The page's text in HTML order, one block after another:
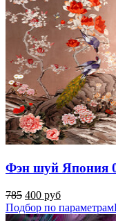
Фэн шуй Япония
785 400 руб
Подбор по параметрам